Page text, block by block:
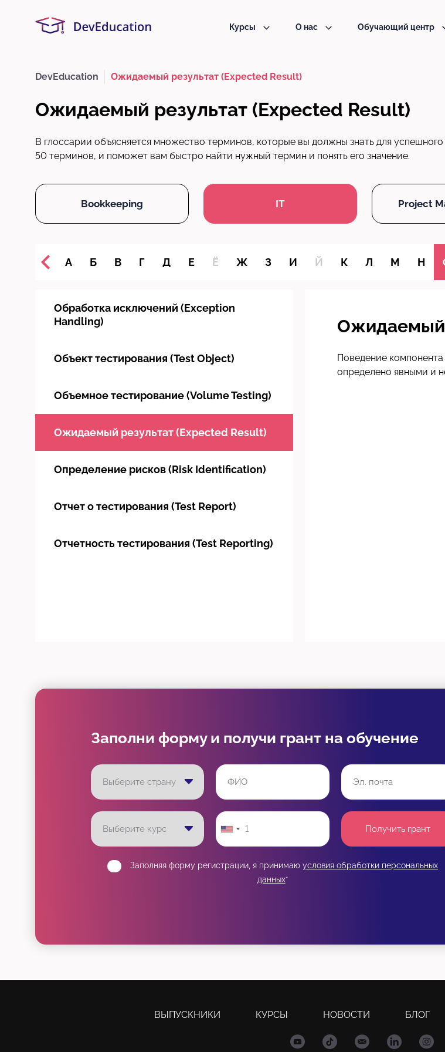
Курсы О нас Обучающий центр
DevEducation Ожидаемый результат (Expected Result)
Ожидаемый результат (Expected Result)
В глоссарии объясняется множество терминов, которые вы должны знать для
50 терминов, и поможет вам быстро найти нужный термин и понять его значение.
Bookkeeping IT Project
А Б В Г Д Е Ё Ж З И Й К Л М Н
Обработка исключений (Exception
Handling)
Объект тестирования (Test Object)
Объемное тестирование (Volume Testing)
Ожидаемый результат (Expected Result)
Определение рисков (Risk Identification)
Отчет о тестирования (Test Report)
Отчетность тестирования (Test Reporting)
Ожидаемый
Поведение
определено явными и
Заполни форму и получи грант на обучение
Заполняя форму регистрации, я принимаюусловия обработки персональных
данных*
Получить грант
ВЫПУСКНИКИ КУРСЫ НОВОСТИ БЛОГ